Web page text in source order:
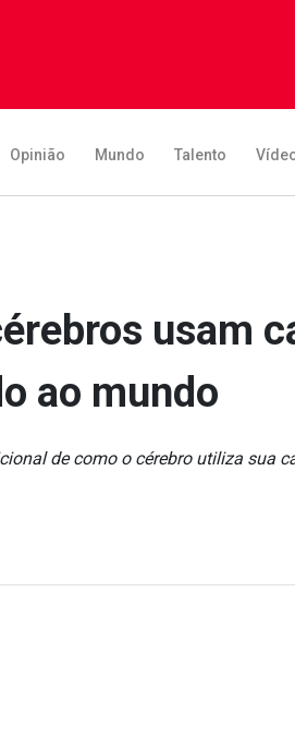
Opinião Mundo Talento
usam
ao mundo
de como o cérebro utiliza sua